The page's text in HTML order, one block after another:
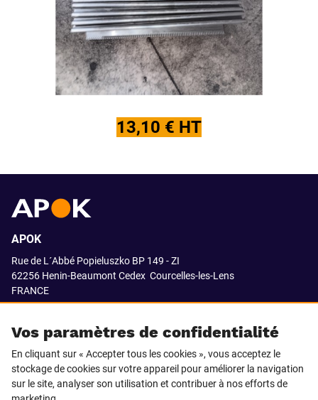
13,10 € HT
Vos paramètres de confidentialité
En cliquant sur « Accepter tous les cookies », vous acceptez le
stockage de cookies sur votre appareil pour améliorer la navigation
sur le site, analyser son utilisation et contribuer à nos efforts de
APOK
Rue de L´Abbé Popieluszko BP 149 - ZI
62256 Henin-Beaumont Cedex Courcelles-les-Lens
FRANCE
SUIVEZ-NOUS SUR